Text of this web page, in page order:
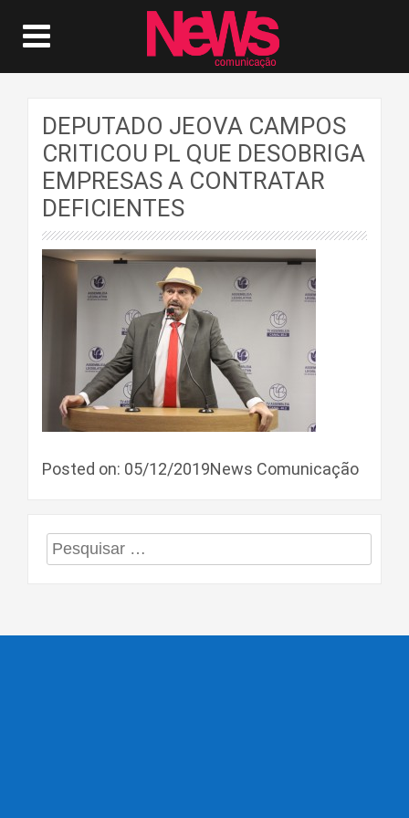
DEPUTADO JEOVA CAMPOS
CRITICOU PL QUE DESOBRIGA
EMPRESAS A CONTRATAR
DEFICIENTES
Posted on: 05/12/2019News Comunicação
Pesquisar
por: